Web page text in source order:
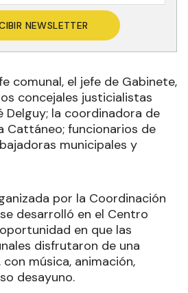
NEWSLETTER
comunal, el jefe de Gabinete,
concejales justicialistas
Delguy; la coordinadora de
Cattáneo; funcionarios de
municipales y
por la Coordinación
desarrolló en el Centro
en que las
disfrutaron de una
música, animación,
desayuno.